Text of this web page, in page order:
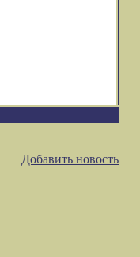
Добавить новость